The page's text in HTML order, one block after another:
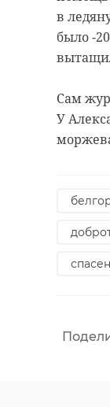
в
было -
Сам
У